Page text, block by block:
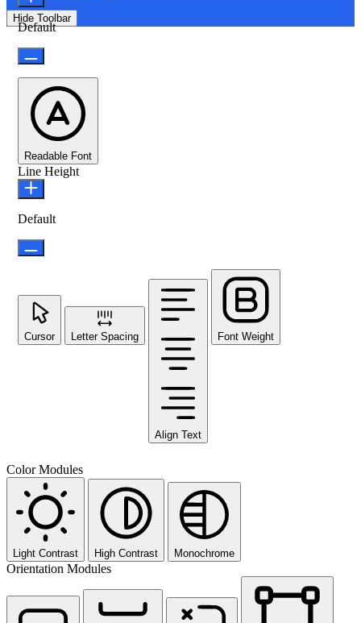
Hide Toolbar
Default
Readable Font
Line Height
Default
Cursor Letter Spacing
Align Text
Font Weight
Color Modules
Light Contrast High Contrast Monochrome
Orientation Modules